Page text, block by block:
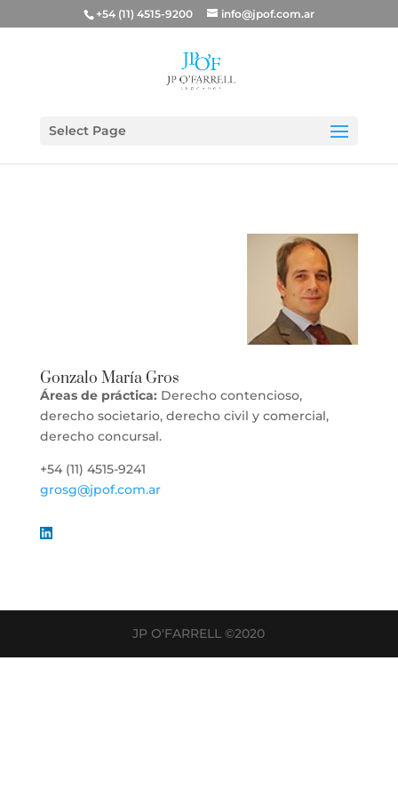
+54 (11) 4515-9200 info@jpof.com.ar
Select Page
Gonzalo María Gros
Áreas de práctica: Derecho contencioso,
derecho societario, derecho civil y comercial,
derecho concursal.
+54 (11) 4515-9241
grosg@jpof.com.ar
JP O'FARRELL ©2020